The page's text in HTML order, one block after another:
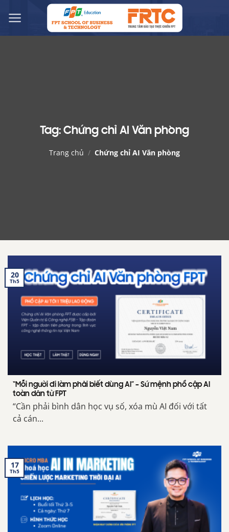
đến
dung
Tag: Chứng chỉ AI Văn phòng
Trang chủ / Chứng chỉ AI Văn phòng
“Mỗi người đi làm phải biết dùng AI” – Sứ mệnh phổ cập AI
toàn dân từ FPT
“Cần phải bình dân học vụ số, xóa mù AI đối với tất
cả cán...
20
Th5
17
Th5